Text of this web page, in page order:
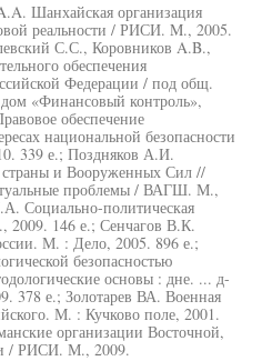
Шанхайская организация
реальности / РИСИ. M., 2005.
С.С., Коровников A.B.,
обеспечения
Федерации / под общ.
«Финансовый контроль»,
обеспечение
национальной безопасности
339 е.; Поздняков А.И.
страны и Вооруженных Сил //
проблемы / ВАГШ. М.,
Социально-политическая
2009. 146 е.; Сенчагов В.К.
М. : Дело, 2005. 896 е.;
безопасностью
основы : дне. ... д-
378 е.; Золотарев ВА. Военная
М. : Кучково поле, 2001.
организации Восточной,
/ РИСИ. М., 2009.